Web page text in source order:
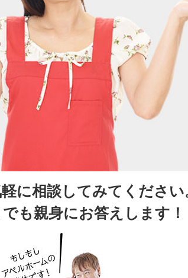
に相談してみてください
も親身にお答えします！